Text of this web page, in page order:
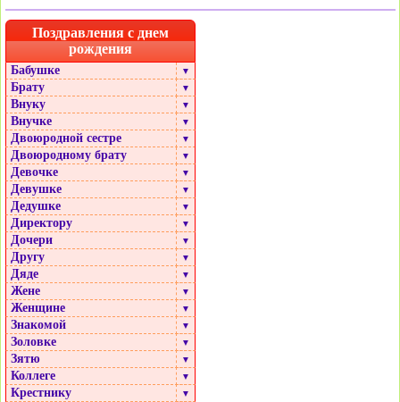
Поздравления с днем
рождения
Бабушке ▼
Брату ▼
Внуку ▼
Внучке ▼
Двоюродной сестре ▼
Двоюродному брату ▼
Девочке ▼
Девушке ▼
Дедушке ▼
Директору ▼
Дочери ▼
Другу ▼
Дяде ▼
Жене ▼
Женщине ▼
Знакомой ▼
Золовке ▼
Зятю ▼
Коллеге ▼
Крестнику ▼